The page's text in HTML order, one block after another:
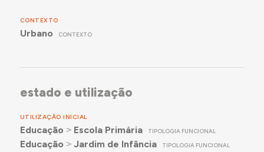
CONTEXTO
Urbano CONTEXTO
estado e utilização
UTILIZAÇÃO INICIAL
Educação ˃ Escola Primária TIPOLOGIA FUNCIONAL
Educação ˃ Jardim de Infância TIPOLOGIA FUNCIONAL